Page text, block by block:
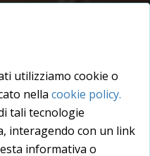
utilizziamo cookie o
nella cookie policy.
tali tecnologie
interagendo con un link
informativa o